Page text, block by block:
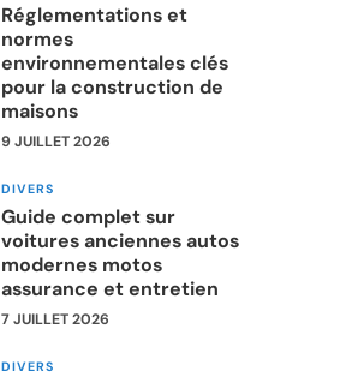
Réglementations et
normes
environnementales clés
pour la construction de
maisons
9 JUILLET 2026
DIVERS
Guide complet sur
voitures anciennes autos
modernes motos
assurance et entretien
7 JUILLET 2026
DIVERS